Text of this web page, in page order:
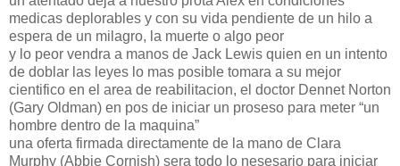
medicas deplorables y con su vida pendiente de un hilo a
espera de un milagro, la muerte o algo peor
y lo peor vendra a manos de Jack Lewis quien en un intento
de doblar las leyes lo mas posible tomara a su mejor
cientifico en el area de reabilitacion, el doctor Dennet Norton
(Gary Oldman) en pos de iniciar un proseso para meter “un
hombre dentro de la maquina”
una oferta firmada directamente de la mano de Clara
Murphy (Abbie Cornish) sera todo lo nesesario para iniciar